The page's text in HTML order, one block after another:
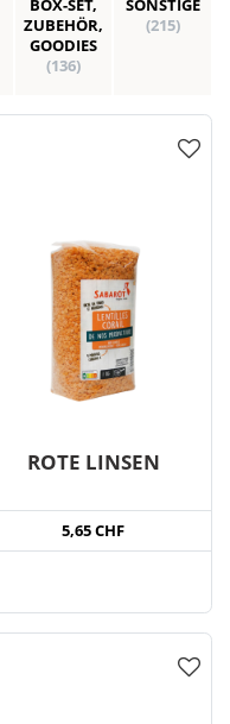
BOX-SET,
ZUBEHÖR,
GOODIES
(136)
SONSTIGE
(215)
ROTE LINSEN
5,65 CHF